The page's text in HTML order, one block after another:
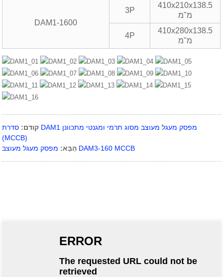
DAM1-1600
3P
410x210x138.5
מ"מ
4P
410x280x138.5
מ"מ
קודם: סדרת DAM1 מפסק מעגל מעוצב מסוג תרמי ומגנטי מתכוונן
(MCCB)
הַבָּא: מפסק מעגל מעוצב DAM3-160 MCCB